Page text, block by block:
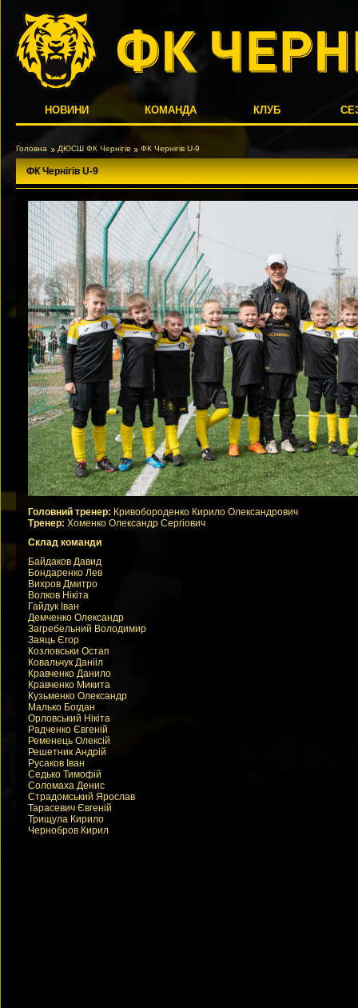
НОВИНИ КОМАНДА КЛУБ
Головна ДЮСШ ФК Чернігів ФК Чернігів U-9
ФК Чернігів U-9
Головний тренер: Кривобороденко Кирило Олександрович
Тренер: Хоменко Олександр Сергіович
Склад команди
Байдаков Давид
Бондаренко Лев
Вихров Дмитро
Волков Нікіта
Гайдук Іван
Демченко Олександр
Загребельний Володимир
Заяць Єгор
Козловськи Остап
Ковальчук Данііл
Кравченко Данило
Кравченко Микита
Кузьменко Олександр
Малько Богдан
Орловський Нікіта
Радченко Євгеній
Ременець Олексій
Решетник Андрій
Русаков Іван
Седько Тимофій
Соломаха Денис
Страдомський Ярослав
Тарасевич Євгеній
Трищула Кирило
Чернобров Кирил